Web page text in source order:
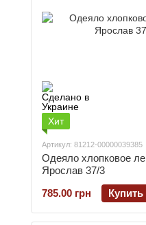
Хит
Артикул: 81212-00000039385
Одеяло хлопковое
Ярослав 37/3
785.00 грн
Купить